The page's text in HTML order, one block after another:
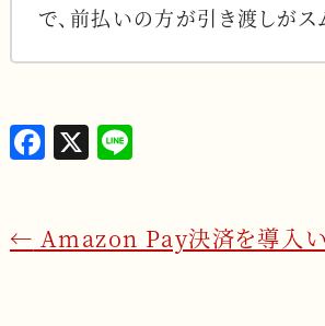
で、前払いの方が引き渡しがス
F
e
X L
e
← Amazon Pay決済を導入い